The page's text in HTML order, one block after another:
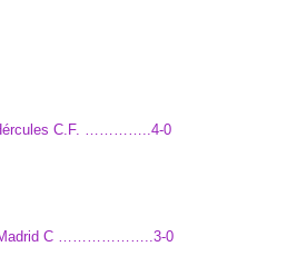
C.F. …………..4-0
Madrid C ………………..3-0